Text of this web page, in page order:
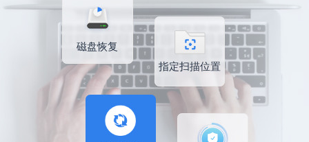
磁盘恢复
指定扫描位置